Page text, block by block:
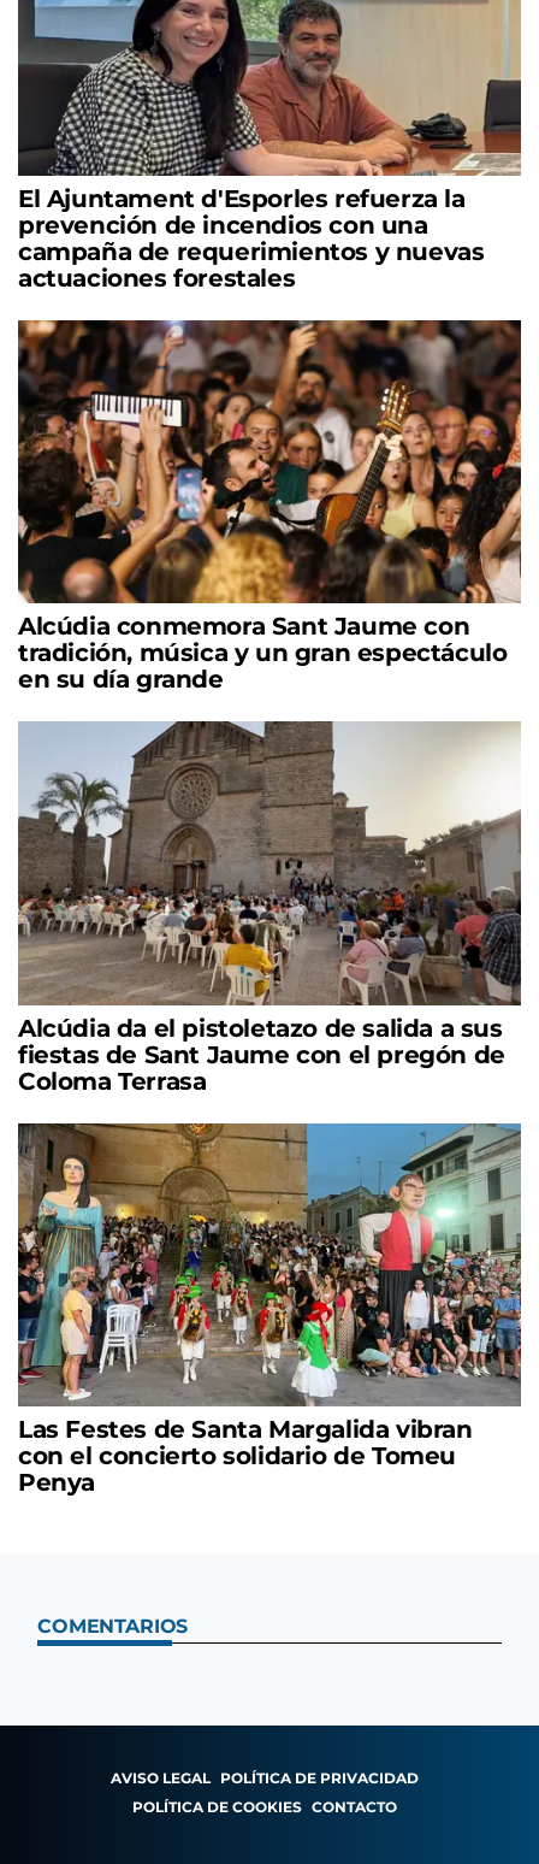
El Ajuntament d'Esporles refuerza la
prevención de incendios con una
campaña de requerimientos y nuevas
actuaciones forestales
Alcúdia conmemora Sant Jaume con
tradición, música y un gran espectáculo
en su día grande
Alcúdia da el pistoletazo de salida a sus
fiestas de Sant Jaume con el pregón de
Coloma Terrasa
Las Festes de Santa Margalida vibran
con el concierto solidario de Tomeu
Penya
COMENTARIOS
AVISO LEGAL POLÍTICA DE PRIVACIDAD
POLÍTICA DE COOKIES CONTACTO